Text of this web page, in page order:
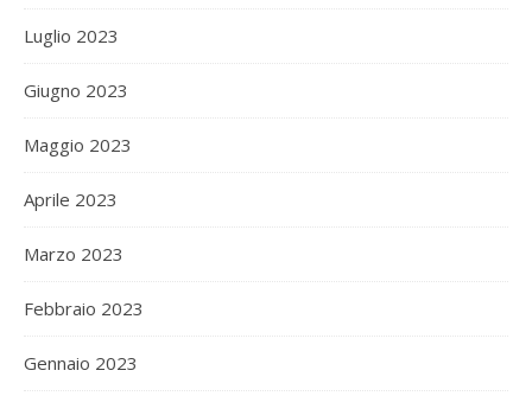
Luglio 2023
Giugno 2023
Maggio 2023
Aprile 2023
Marzo 2023
Febbraio 2023
Gennaio 2023